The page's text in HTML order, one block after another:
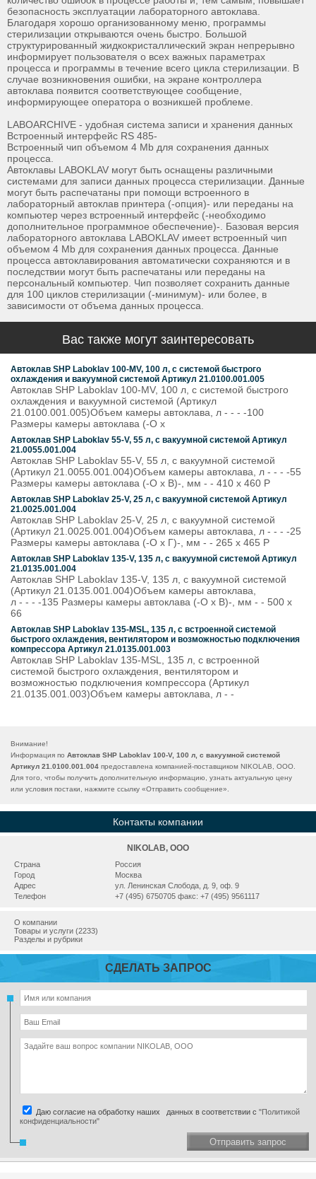
безопасность эксплуатации лабораторного автоклава.
Благодаря хорошо организованному меню, программы
стерилизации открываются очень быстро. Большой
структурированный жидкокристаллический экран непрерывно
информирует пользователя о всех важных параметрах
процесса и программы в течение всего цикла стерилизации. В
случае возникновения ошибки, на экране контроллера
автоклава появится соответствующее сообщение,
информирующее оператора о возникшей проблеме.
LABOARCHIVE - удобная система записи и хранения данных
Встроенный интерфейс RS 485-
Встроенный чип объемом 4 Mb для сохранения данных
процесса.
Автоклавы LABOKLAV могут быть оснащены различными
системами для записи данных процесса стерилизации. Данные
могут быть распечатаны при помощи встроенного в
лабораторный автоклав принтера (-опция)- или переданы на
компьютер через встроенный интерфейс (-необходимо
дополнительное программное обеспечение)-. Базовая версия
лабораторного автоклава LABOKLAV имеет встроенный чип
объемом 4 Mb для сохранения данных процесса. Данные
процесса автоклавирования автоматически сохраняются и в
последствии могут быть распечатаны или переданы на
персональный компьютер. Чип позволяет сохранить данные
для 100 циклов стерилизации (-минимум)- или более, в
зависимости от объема данных процесса.
Вас также могут заинтересовать
Автоклав SHP Laboklav 100-MV, 100 л, с системой быстрого
охлаждения и вакуумной системой Артикул 21.0100.001.005
Автоклав SHP Laboklav 100-MV, 100 л, с системой быстрого
охлаждения и вакуумной системой (Артикул
21.0100.001.005)Объем камеры автоклава, л - - - -100
Размеры камеры автоклава (-O х
Автоклав SHP Laboklav 55-V, 55 л, с вакуумной системой Артикул
21.0055.001.004
Автоклав SHP Laboklav 55-V, 55 л, с вакуумной системой
(Артикул 21.0055.001.004)Объем камеры автоклава, л - - - -55
Размеры камеры автоклава (-O х В)-, мм - - 410 х 460 Р
Автоклав SHP Laboklav 25-V, 25 л, с вакуумной системой Артикул
21.0025.001.004
Автоклав SHP Laboklav 25-V, 25 л, с вакуумной системой
(Артикул 21.0025.001.004)Объем камеры автоклава, л - - - -25
Размеры камеры автоклава (-O х Г)-, мм - - 265 х 465 Р
Автоклав SHP Laboklav 135-V, 135 л, с вакуумной системой Артикул
21.0135.001.004
Автоклав SHP Laboklav 135-V, 135 л, с вакуумной системой
(Артикул 21.0135.001.004)Объем камеры автоклава,
л - - - -135 Размеры камеры автоклава (-O х В)-, мм - - 500 х
66
Автоклав SHP Laboklav 135-MSL, 135 л, с встроенной системой
быстрого охлаждения, вентилятором и возможностью подключения
компрессора Артикул 21.0135.001.003
Автоклав SHP Laboklav 135-MSL, 135 л, с встроенной
системой быстрого охлаждения, вентилятором и
возможностью подключения компрессора (Артикул
21.0135.001.003)Объем камеры автоклава, л - -
Внимание!
Информация по Автоклав SHP Laboklav 100-V, 100 л, с вакуумной системой
Артикул 21.0100.001.004 предоставлена компанией-поставщиком NIKOLAB, ООО.
Для того, чтобы получить дополнительную информацию, узнать актуальную цену
или условия постаки, нажмите ссылку «Отправить сообщение».
Контакты компании
NIKOLAB, ООО
Страна
Россия
Город
Москва
Адрес
ул. Ленинская Слобода, д. 9, оф. 9
Телефон
+7 (495) 6750705 факс: +7 (495) 9561117
О компании
Товары и услуги (2233)
Разделы и рубрики
СДЕЛАТЬ ЗАПРОС
Даю согласие на обработку наших данных в соответствии с "Политикой
конфиденциальности"
Отправить запрос